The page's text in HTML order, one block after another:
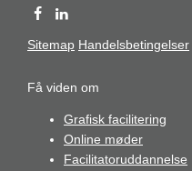
Sitemap Handelsbetingelser
Få viden om
Grafisk facilitering
Online møder
Facilitatoruddannelse